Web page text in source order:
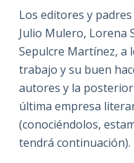
Los editores y
Julio Mulero, Lorena
Sepulcre Martínez, a
trabajo y su buen
autores y la posterior
última empresa
(conociéndolos,
tendrá continuación).